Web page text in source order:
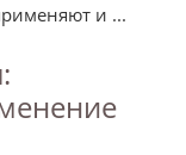
и ...